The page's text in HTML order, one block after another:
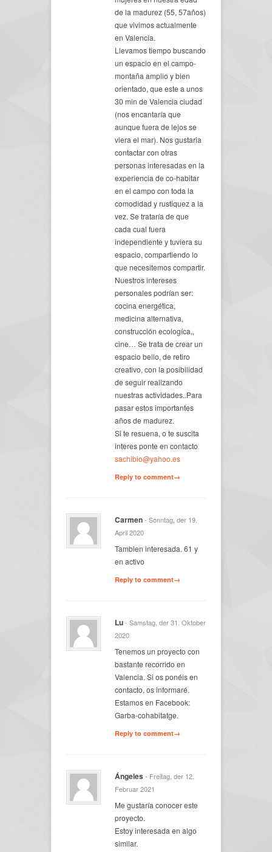
de la madurez (55, 57años)
que vivimos actualmente
en Valencia.
Llevamos tiempo buscando
un espacio en el campo-
montaña amplio y bien
orientado, que este a unos
30 min de Valencia ciudad
(nos encantaría que
aunque fuera de lejos se
viera el mar). Nos gustaria
contactar con otras
personas interesadas en la
experiencia de co-habitar
en el campo con toda la
comodidad y rustiquez a la
vez. Se trataría de que
cada cual fuera
independiente y tuviera su
espacio, compartiendo lo
que necesitemos compartir.
Nuestros intereses
personales podrían ser:
cocina energética,
medicina alternativa,
construcción ecologíca,,
cine… Se trata de crear un
espacio bello, de retiro
creativo, con la posibilidad
de seguir realizando
nuestras actividades..Para
pasar estos importantes
años de madurez.
Si te resuena, o te suscita
interes ponte en contacto
sachibio@yahoo.es
Reply to comment→
Carmen- Sonntag, der 19.
April 2020
Tambien interesada. 61 y
en activo
Reply to comment→
Lu- Samstag, der 31. Oktober
2020
Tenemos un proyecto con
bastante recorrido en
Valencia. Si os ponéis en
contacto, os informaré.
Estamos en Facebook:
Garba-cohabitatge.
Reply to comment→
Ángeles - Freitag, der 12.
Februar 2021
Me gustaría conocer este
proyecto.
Estoy interesada en algo
similar.